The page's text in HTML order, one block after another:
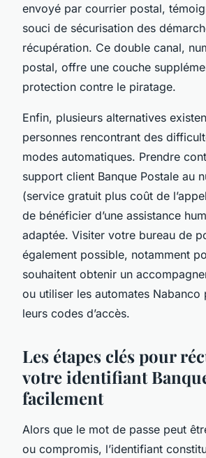
envoyé par courrier postal,
souci de sécurisation des
récupération. Ce double canal,
postal, offre une couche
protection contre le piratage.
Enfin, plusieurs alternatives
personnes rencontrant des
modes automatiques. Prendre
support client Banque Postale au
(service gratuit plus coût de
de bénéficier d’une assistance
adaptée. Visiter votre bureau de
également possible, notamment
souhaitent obtenir un
ou utiliser les automates Nabanco
leurs codes d’accès.
Les étapes clés pour
votre identifiant
facilement
Alors que le mot de passe peut
ou compromis, l’identifiant